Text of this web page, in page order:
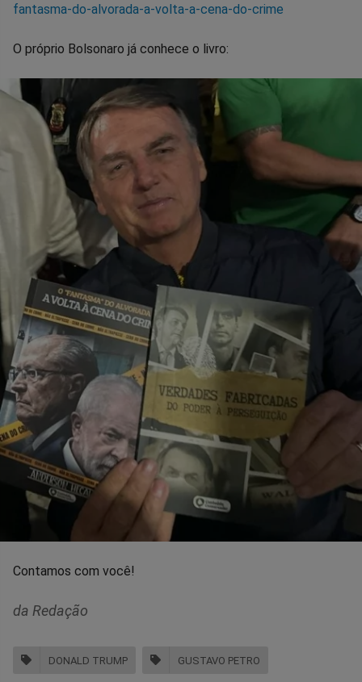
fantasma-do-alvorada-a-volta-a-cena-do-crime
O próprio Bolsonaro já conhece o livro:
Contamos com você!
da Redação
DONALD TRUMP GUSTAVO PETRO